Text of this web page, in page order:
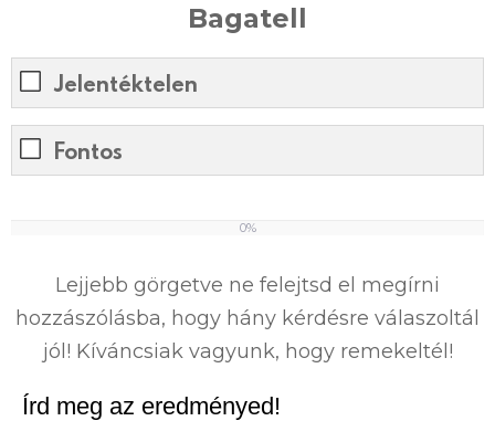
Bagatell
Jelentéktelen
Fontos
0%
Lejjebb görgetve ne felejtsd el megírni
hozzászólásba, hogy hány kérdésre válaszoltál
jól! Kíváncsiak vagyunk, hogy remekeltél!
Írd meg az eredményed!